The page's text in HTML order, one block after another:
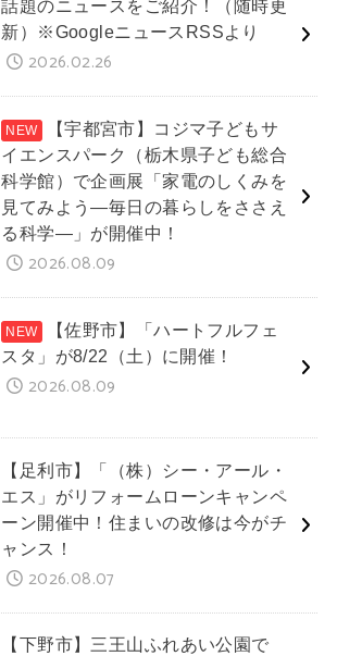
話題のニュースをご紹介！（随時更
新）※GoogleニュースRSSより
2026.02.26
【宇都宮市】コジマ子どもサ
イエンスパーク（栃木県子ども総合
科学館）で企画展「家電のしくみを
見てみよう―毎日の暮らしをささえ
る科学―」が開催中！
2026.08.09
【佐野市】「ハートフルフェ
スタ」が8/22（土）に開催！
2026.08.09
【足利市】「（株）シー・アール・
エス」がリフォームローンキャンペ
ーン開催中！住まいの改修は今がチ
ャンス！
2026.08.07
【下野市】三王山ふれあい公園で